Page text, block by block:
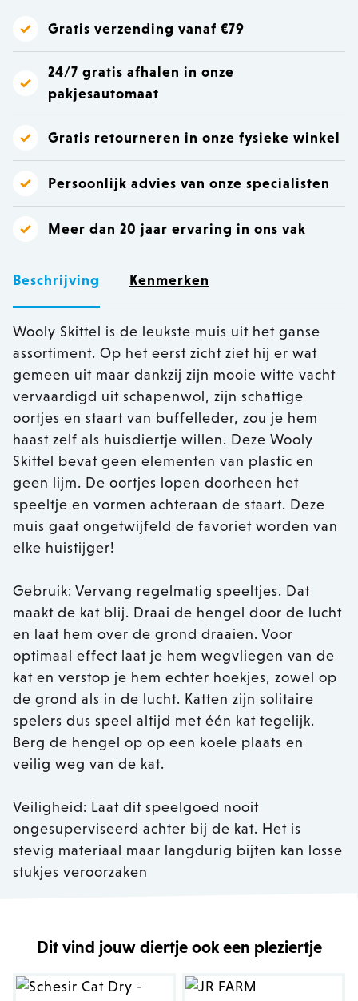
Gratis verzending vanaf €79
24/7 gratis afhalen in onze
pakjesautomaat
Gratis retourneren in onze fysieke winkel
Persoonlijk advies van onze specialisten
Meer dan 20 jaar ervaring in ons vak
Beschrijving Kenmerken
Wooly Skittel is de leukste muis uit het ganse
assortiment. Op het eerst zicht ziet hij er wat
gemeen uit maar dankzij zijn mooie witte vacht
vervaardigd uit schapenwol, zijn schattige
oortjes en staart van buffelleder, zou je hem
haast zelf als huisdiertje willen. Deze Wooly
Skittel bevat geen elementen van plastic en
geen lijm. De oortjes lopen doorheen het
speeltje en vormen achteraan de staart. Deze
muis gaat ongetwijfeld de favoriet worden van
elke huistijger!
Gebruik: Vervang regelmatig speeltjes. Dat
maakt de kat blij. Draai de hengel door de lucht
en laat hem over de grond draaien. Voor
optimaal effect laat je hem wegvliegen van de
kat en verstop je hem echter hoekjes, zowel op
de grond als in de lucht. Katten zijn solitaire
spelers dus speel altijd met één kat tegelijk.
Berg de hengel op op een koele plaats en
veilig weg van de kat.
Veiligheid: Laat dit speelgoed nooit
ongesuperviseerd achter bij de kat. Het is
stevig materiaal maar langdurig bijten kan losse
stukjes veroorzaken
Dit vind jouw diertje ook een pleziertje